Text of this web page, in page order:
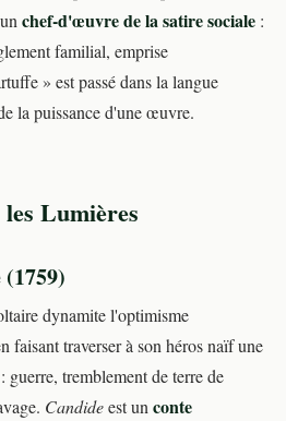
chef-d'œuvre de la satire sociale :
familial, emprise
» est passé dans la langue
la puissance d'une œuvre.
Lumières
dynamite l'optimisme
faisant traverser à son héros naïf une
guerre, tremblement de terre de
Candideest unconte